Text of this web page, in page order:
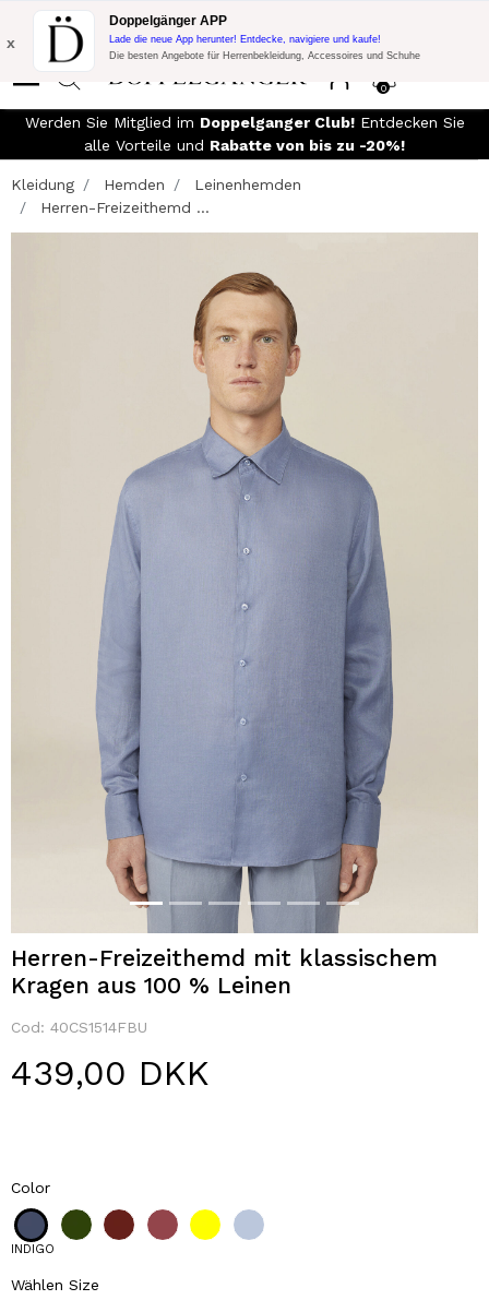
Blitzangebot:
10% Extra-Rabatt auf 300€ Einkauf mit Code:
DOPPEL300
0
x
Doppelgänger APP
Lade die neue App herunter! Entdecke, navigiere und kaufe!
Die besten Angebote für Herrenbekleidung, Accessoires und Schuhe
KOSTENLOSER VERSAND- Für Bestellungen über DKK 1100
und einfache Rückgabe
Kleidung Hemden
Leinenhemden
Herren-Freizeithemd ...
Herren-Freizeithemd mit klassischem
Kragen aus 100 % Leinen
Cod: 40CS1514FBU
439,00 DKK
Color
INDIGO
Wählen Size